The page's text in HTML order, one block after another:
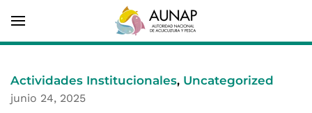
Actividades Institucionales, Uncategorized
junio 24, 2025